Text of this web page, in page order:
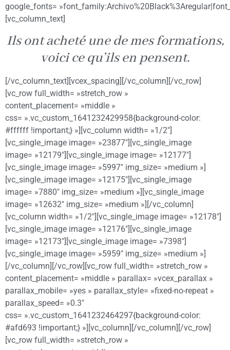
google_fonts=
[vc_column_text]
Ils ont acheté une de mes formations,
voici ce qu’ils en pensent.
[/vc_column_text][vcex_spacing][/vc_column][/vc_row]
[vc_row full_width= »stretch_row »
content_placement= »middle »
css= ».vc_custom_1641232429958{background-color:
#ffffff !important;} »][vc_column width= »1/2″]
[vc_single_image image= »23877″][vc_single_image
image= »12179″][vc_single_image image= »12177″]
[vc_single_image image= »5997″ img_size= »medium »]
[vc_single_image image= »12175″][vc_single_image
image= »7880″ img_size= »medium »][vc_single_image
image= »12632″ img_size= »medium »][/vc_column]
[vc_column width= »1/2″][vc_single_image image= »12178″]
[vc_single_image image= »12176″][vc_single_image
image= »12173″][vc_single_image image= »7398″]
[vc_single_image image= »5959″ img_size= »medium »]
[/vc_column][/vc_row][vc_row full_width= »stretch_row »
content_placement= »middle » parallax= »vcex_parallax »
parallax_mobile= »yes » parallax_style= »fixed-no-repeat »
parallax_speed= »0.3″
css= ».vc_custom_1641232464297{background-color:
#afd693 !important;} »][vc_column][/vc_column][/vc_row]
[vc_row full_width= »stretch_row »